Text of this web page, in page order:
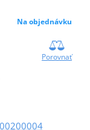
Na objednávku
Porovnať